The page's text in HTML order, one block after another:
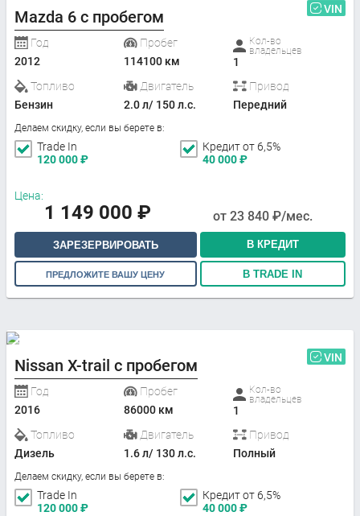
Mazda 6 с пробегом VIN
Год
2012
Пробег
114100 км
Кол-во
владельцев
1
Топливо
Бензин
Двигатель
2.0 л/ 150 л.с.
Привод
Передний
Делаем скидку, если вы берете в:
Trade In
120 000₽
Кредит от 6,5%
40 000₽
Цена:
1 149 000 ₽ от 23 840 ₽/мес.
ЗАРЕЗЕРВИРОВАТЬ В КРЕДИТ
ПРЕДЛОЖИТЕ ВАШУ ЦЕНУ В TRADE IN
Nissan X-trail с пробегом VIN
Год
2016
Пробег
86000 км
Кол-во
владельцев
1
Топливо
Дизель
Двигатель
1.6 л/ 130 л.с.
Привод
Полный
Делаем скидку, если вы берете в:
Trade In
120 000₽
Кредит от 6,5%
40 000₽